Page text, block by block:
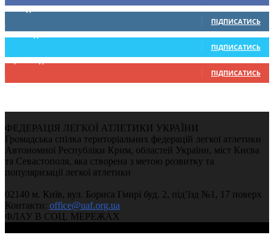
0 Підписників
ПІДПИСАТИСЬ
234 Підписників
ПІДПИСАТИСЬ
9,370 Підписників
ПІДПИСАТИСЬ
ФЕДЕРАЦІЯ ЛЕГКОЇ АТЛЕТИКИ УКРАЇНИ
Громадська спілка територіальних федерацій легкої атлетики
Автономної Республіки Крим, областей України, міст Києва
та Севастополя, яка створена з метою розвитку та
популяризації легкої атлетики
02140 м. Київ, вул. Бориса Гмирі буд. 2, під’їзд №1, 17 поверх
Контакти: office@uaf.org.ua
ФЛАУ В СОЦ. МЕРЕЖАХ